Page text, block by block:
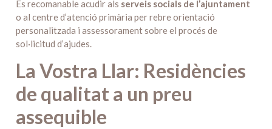
És recomanable acudir als serveis socials de l’ajuntament
o al centre d’atenció primària per rebre orientació
personalitzada i assessorament sobre el procés de
sol·licitud d’ajudes.
La Vostra Llar: Residències
de qualitat a un preu
assequible